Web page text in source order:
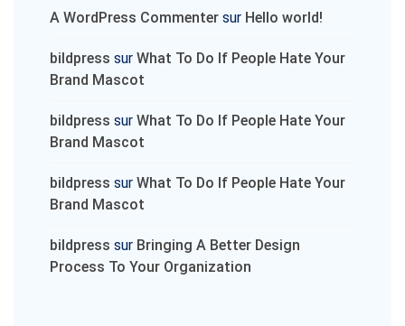
A WordPress Commenter sur Hello world!
bildpress sur What To Do If People Hate Your
Brand Mascot
bildpress sur What To Do If People Hate Your
Brand Mascot
bildpress sur What To Do If People Hate Your
Brand Mascot
bildpress sur Bringing A Better Design
Process To Your Organization